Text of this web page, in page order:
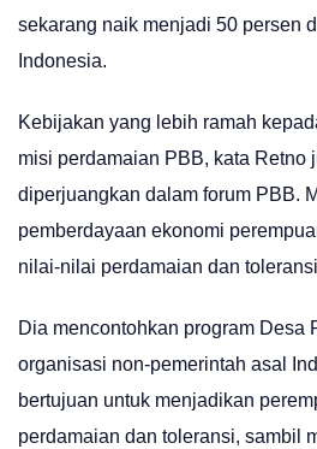
sekarang naik menjadi 50 persen
Indonesia.
Kebijakan yang lebih ramah
misi perdamaian PBB, kata Retno
diperjuangkan dalam forum PBB.
pemberdayaan ekonomi
nilai-nilai perdamaian dan
Dia mencontohkan program Desa
organisasi non-pemerintah asal
bertujuan untuk menjadikan
perdamaian dan toleransi, sambil